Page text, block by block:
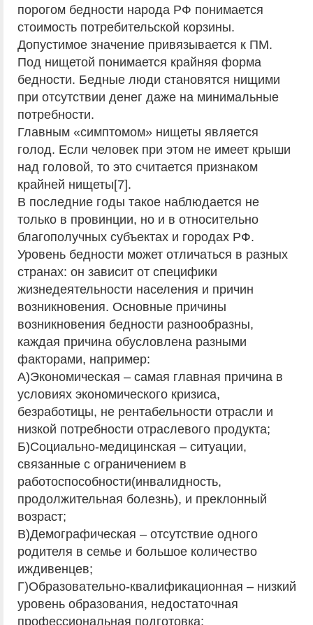
порогом бедности народа РФ понимается
стоимость потребительской корзины.
Допустимое значение привязывается к ПМ.
Под нищетой понимается крайняя форма
бедности. Бедные люди становятся нищими
при отсутствии денег даже на минимальные
потребности.
Главным «симптомом» нищеты является
голод. Если человек при этом не имеет крыши
над головой, то это считается признаком
крайней нищеты[7].
В последние годы такое наблюдается не
только в провинции, но и в относительно
благополучных субъектах и городах РФ.
Уровень бедности может отличаться в разных
странах: он зависит от специфики
жизнедеятельности населения и причин
возникновения. Основные причины
возникновения бедности разнообразны,
каждая причина обусловлена разными
факторами, например:
А)Экономическая – самая главная причина в
условиях экономического кризиса,
безработицы, не рентабельности отрасли и
низкой потребности отраслевого продукта;
Б)Социально-медицинская – ситуации,
связанные с ограничением в
работоспособности(инвалидность,
продолжительная болезнь), и преклонный
возраст;
В)Демографическая – отсутствие одного
родителя в семье и большое количество
иждивенцев;
Г)Образовательно-квалификационная – низкий
уровень образования, недостаточная
профессиональная подготовка;